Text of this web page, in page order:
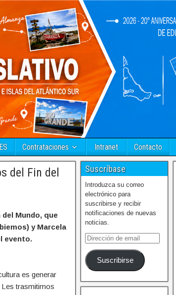
Contrataciones Intranet Contacto
del Fin del
Mundo, que
y Marcela
evento.
es generar
Les trasmitimos
Suscríbase
Introduzca su correo
electrónico para
suscribirse y recibir
notificaciones de nuevas
noticias.
Suscribirse